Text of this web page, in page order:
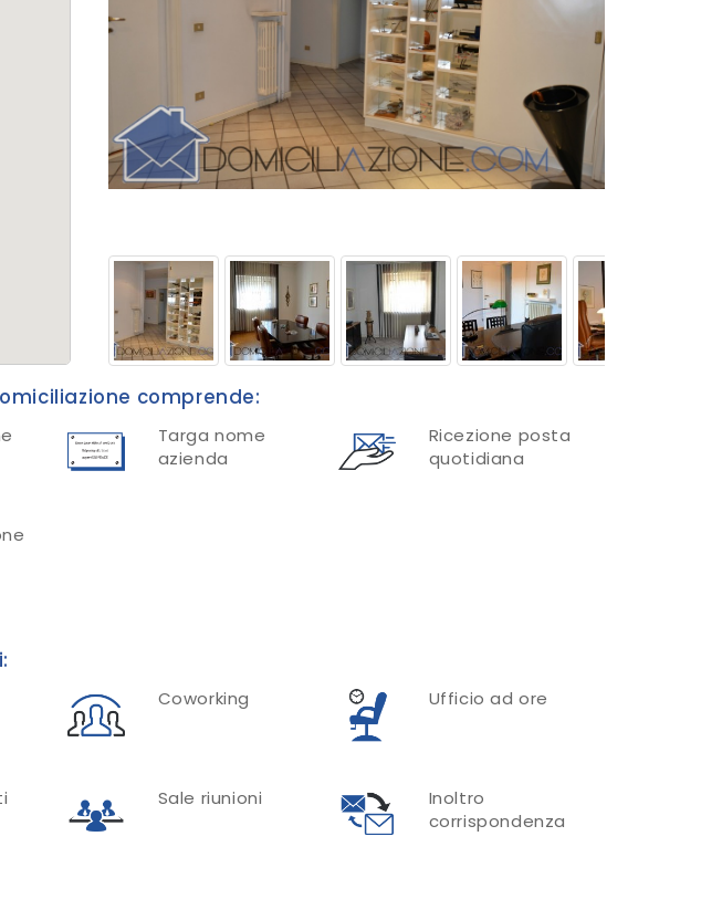
comprende:
Targa nome
azienda
Ricezione posta
quotidiana
Coworking Ufficio ad ore
Sale riunioni
Inoltro
corrispondenza